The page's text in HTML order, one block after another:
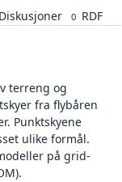
Diskusjoner 0 RDF
terreng og
fra flybåren
Punktskyene
ulike formål.
på grid-